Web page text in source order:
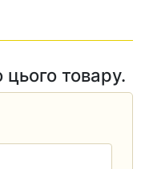
цього товару.